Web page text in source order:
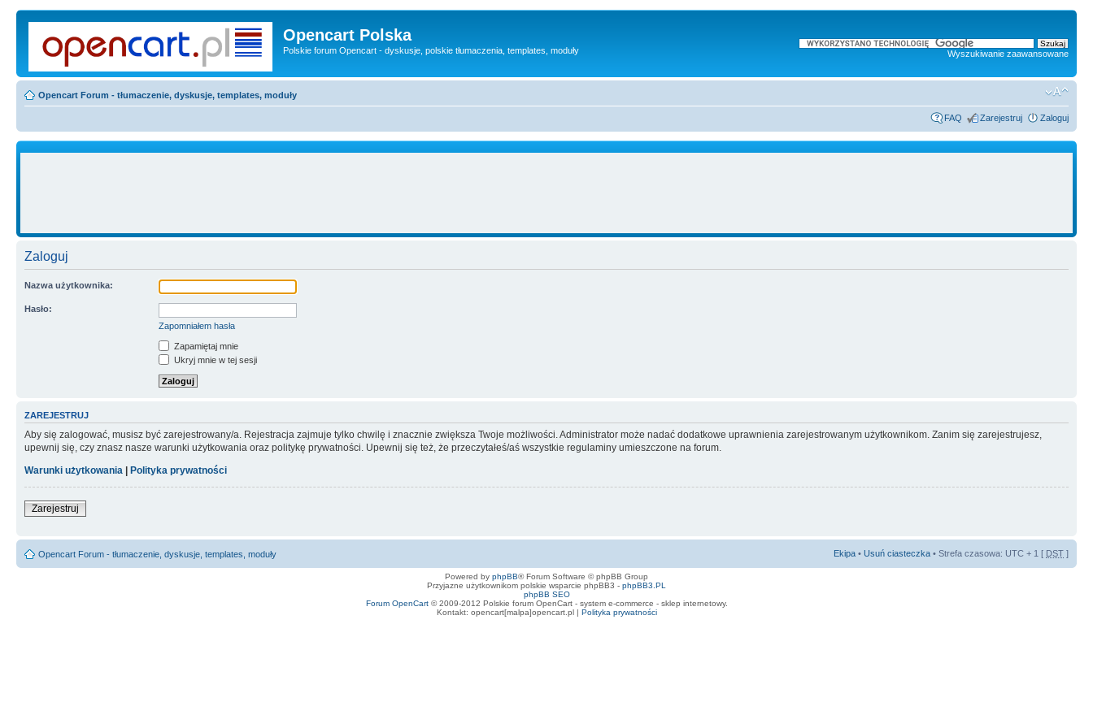
Opencart Polska
Polskie forum Opencart - dyskusje, polskie tłumaczenia, templates, moduły Wyszukiwanie zaawansowane
Opencart Forum - tłumaczenie, dyskusje, templates, moduły
FAQ Zarejestruj Zaloguj
Zaloguj
Nazwa użytkownika:
Hasło:
Zapomniałem hasła
Zapamiętaj mnie
Ukryj mnie w tej sesji
ZAREJESTRUJ
Aby się zalogować, musisz być zarejestrowany/a. Rejestracja zajmuje tylko chwilę i znacznie zwiększa Twoje możliwości. Administrator może nadać dodatkowe uprawnienia zarejestrowanym użytkownikom. Zanim się zarejestrujesz,
upewnij się, czy znasz nasze warunki użytkowania oraz politykę prywatności. Upewnij się też, że przeczytałeś/aś wszystkie regulaminy umieszczone na forum.
Warunki użytkowania | Polityka prywatności
Zarejestruj
Opencart Forum - tłumaczenie, dyskusje, templates, moduły Ekipa • Usuń ciasteczka • Strefa czasowa: UTC + 1 [ DST ]
Powered by phpBB® Forum Software © phpBB Group
Przyjazne użytkownikom polskie wsparcie phpBB3 - phpBB3.PL
phpBB SEO
Forum OpenCart© 2009-2012 Polskie forum OpenCart - system e-commerce - sklep internetowy.
Kontakt: opencart[malpa]opencart.pl | Polityka prywatności